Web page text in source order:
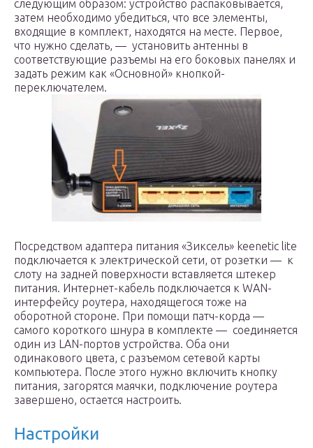
следующим образом: устройство распаковывается,
затем необходимо убедиться, что все элементы,
входящие в комплект, находятся на месте. Первое,
что нужно сделать, — установить антенны в
соответствующие разъемы на его боковых панелях и
задать режим как «Основной» кнопкой-
переключателем.
Посредством адаптера питания «Зиксель» keenetic lite
подключается к электрической сети, от розетки — к
слоту на задней поверхности вставляется штекер
питания. Интернет-кабель подключается к WAN-
интерфейсу роутера, находящегося тоже на
оборотной стороне. При помощи патч-корда —
самого короткого шнура в комплекте — соединяется
один из LAN-портов устройства. Оба они
одинакового цвета, с разъемом сетевой карты
компьютера. После этого нужно включить кнопку
питания, загорятся маячки, подключение роутера
завершено, остается настроить.
Настройки